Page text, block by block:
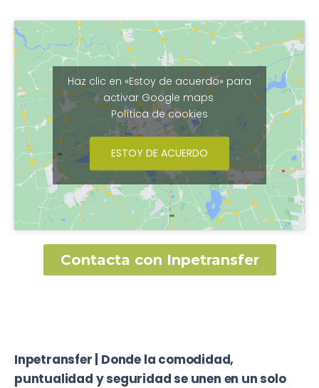
Haz clic en «Estoy de acuerdo» para
activar Google maps
Política de cookies
ESTOY DE ACUERDO
Contacta con Inpetransfer
Inpetransfer | Donde la comodidad,
puntualidad y seguridad se unen en un solo